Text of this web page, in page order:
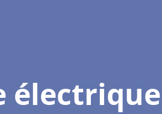
électrique